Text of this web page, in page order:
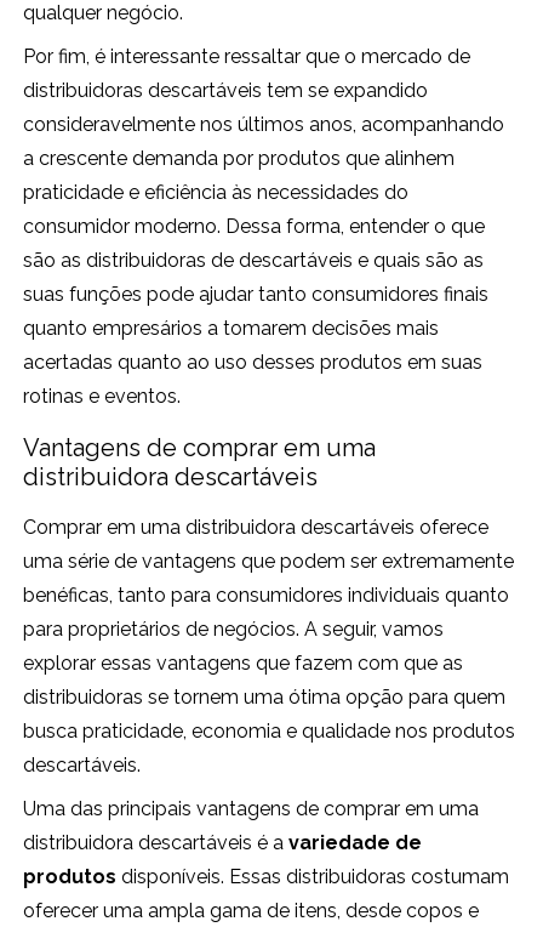
qualquer negócio.
Por fim, é interessante ressaltar que o mercado de
distribuidoras descartáveis tem se expandido
consideravelmente nos últimos anos, acompanhando
a crescente demanda por produtos que alinhem
praticidade e eficiência às necessidades do
consumidor moderno. Dessa forma, entender o que
são as distribuidoras de descartáveis e quais são as
suas funções pode ajudar tanto consumidores finais
quanto empresários a tomarem decisões mais
acertadas quanto ao uso desses produtos em suas
rotinas e eventos.
Vantagens de comprar em uma
distribuidora descartáveis
Comprar em uma distribuidora descartáveis oferece
uma série de vantagens que podem ser extremamente
benéficas, tanto para consumidores individuais quanto
para proprietários de negócios. A seguir, vamos
explorar essas vantagens que fazem com que as
distribuidoras se tornem uma ótima opção para quem
busca praticidade, economia e qualidade nos produtos
descartáveis.
Uma das principais vantagens de comprar em uma
distribuidora descartáveis é avariedade de
produtos disponíveis. Essas distribuidoras costumam
oferecer uma ampla gama de itens, desde copos e